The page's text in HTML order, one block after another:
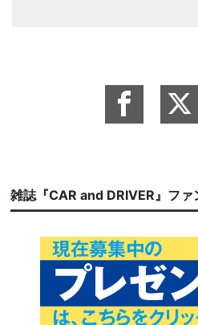
雑誌『CAR and DRIVER』ファ